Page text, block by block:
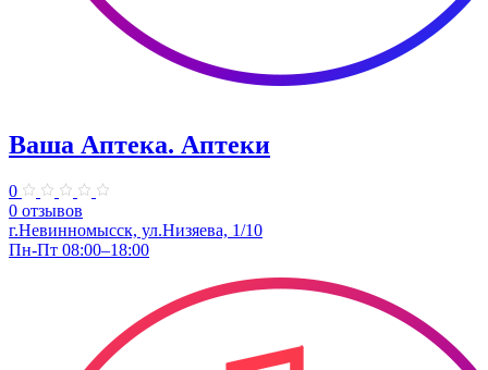
Ваша Аптека. Аптеки
0
0 отзывов
г.Невинномысск, ул.Низяева, 1/10
Пн-Пт 08:00–18:00